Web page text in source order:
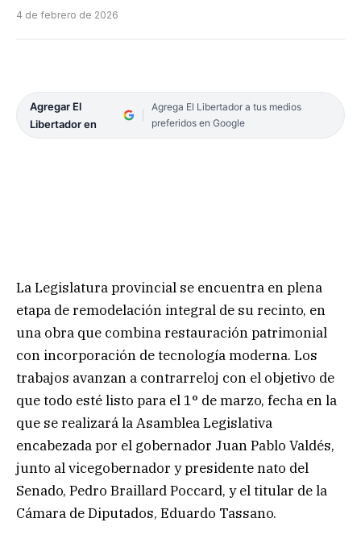
4 de febrero de 2026
Agregar El
Libertador en
Agrega El Libertador a tus medios
preferidos en Google
La Legislatura provincial se encuentra en plena
etapa de remodelación integral de su recinto, en
una obra que combina restauración patrimonial
con incorporación de tecnología moderna. Los
trabajos avanzan a contrarreloj con el objetivo de
que todo esté listo para el 1° de marzo, fecha en la
que se realizará la Asamblea Legislativa
encabezada por el gobernador Juan Pablo Valdés,
junto al vicegobernador y presidente nato del
Senado, Pedro Braillard Poccard, y el titular de la
Cámara de Diputados, Eduardo Tassano.